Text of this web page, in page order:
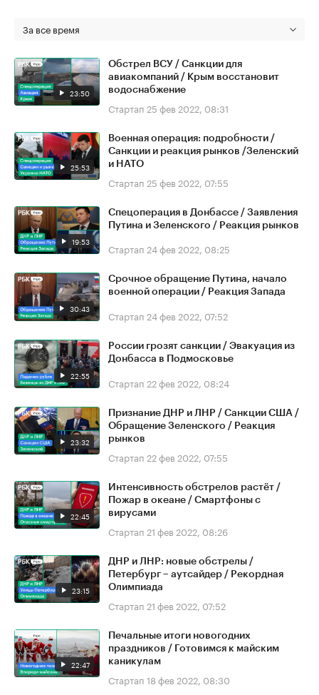
За все время
23:50
Обстрел ВСУ / Санкции для
авиакомпаний / Крым восстановит
водоснабжение
Стартап 25 фев 2022, 08:31
25:53
Военная операция: подробности /
Санкции и реакция рынков /Зеленский
и НАТО
Стартап 25 фев 2022, 07:55
19:53
Спецоперация в Донбассе / Заявления
Путина и Зеленского / Реакция рынков
Стартап 24 фев 2022, 08:25
30:43
Срочное обращение Путина, начало
военной операции / Реакция Запада
Стартап 24 фев 2022, 07:52
22:55
России грозят санкции / Эвакуация из
Донбасса в Подмосковье
Стартап 22 фев 2022, 08:24
23:32
Признание ДНР и ЛНР / Санкции США /
Обращение Зеленского / Реакция
рынков
Стартап 22 фев 2022, 07:55
22:45
Интенсивность обстрелов растёт /
Пожар в океане / Смартфоны с
вирусами
Стартап 21 фев 2022, 08:26
23:15
ДНР и ЛНР: новые обстрелы /
Петербург – аутсайдер / Рекордная
Олимпиада
Стартап 21 фев 2022, 07:52
22:47
Печальные итоги новогодних
праздников / Готовимся к майским
каникулам
Стартап 18 фев 2022, 08:30